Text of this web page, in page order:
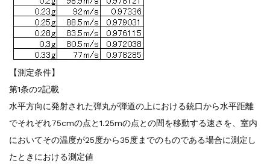
【測定条件】
第1条の2記載
水平方向に発射された弾丸が弾道の上における銃口から水平距離
でそれぞれ75cmの点と1.25mの点との間を移動する速さを、室内
においてその温度が25度から35度までのものである場合に測定し
たときにおける測定値